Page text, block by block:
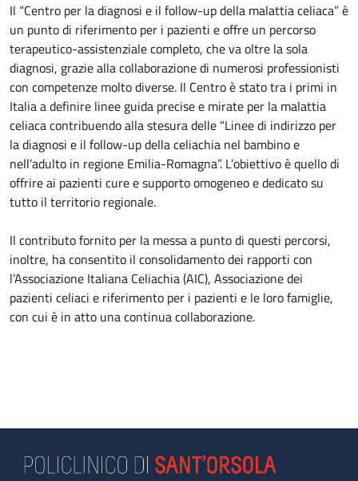
Il “Centro per la diagnosi e il follow-up della malattia celiaca” è
un punto di riferimento per i pazienti e offre un percorso
terapeutico-assistenziale completo, che va oltre la sola
diagnosi, grazie alla collaborazione di numerosi professionisti
con competenze molto diverse. Il Centro è stato tra i primi in
Italia a definire linee guida precise e mirate per la malattia
celiaca contribuendo alla stesura delle “Linee di indirizzo per
la diagnosi e il follow-up della celiachia nel bambino e
nell’adulto in regione Emilia-Romagna”. L’obiettivo è quello di
offrire ai pazienti cure e supporto omogeneo e dedicato su
tutto il territorio regionale.
Il contributo fornito per la messa a punto di questi percorsi,
inoltre, ha consentito il consolidamento dei rapporti con
l’Associazione Italiana Celiachia (AIC), Associazione dei
pazienti celiaci e riferimento per i pazienti e le loro famiglie,
con cui è in atto una continua collaborazione.